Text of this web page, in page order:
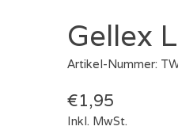
Gellex
Artikel-Nummer:
€1,95
Inkl. MwSt.